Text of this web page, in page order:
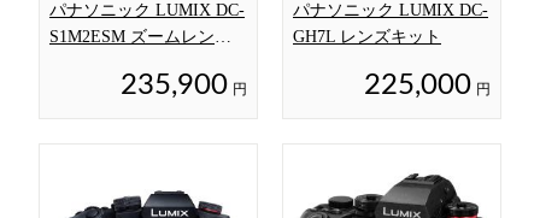
パナソニック LUMIX DC-
S1M2ESM ズームレンズ
235,900 円
パナソニック LUMIX DC-
GH7L レンズキット
225,000 円